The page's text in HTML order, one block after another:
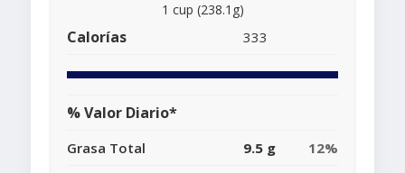
1 cup (238.1g)
Calorías 333
% Valor Diario*
Grasa Total 9.5 g
12%